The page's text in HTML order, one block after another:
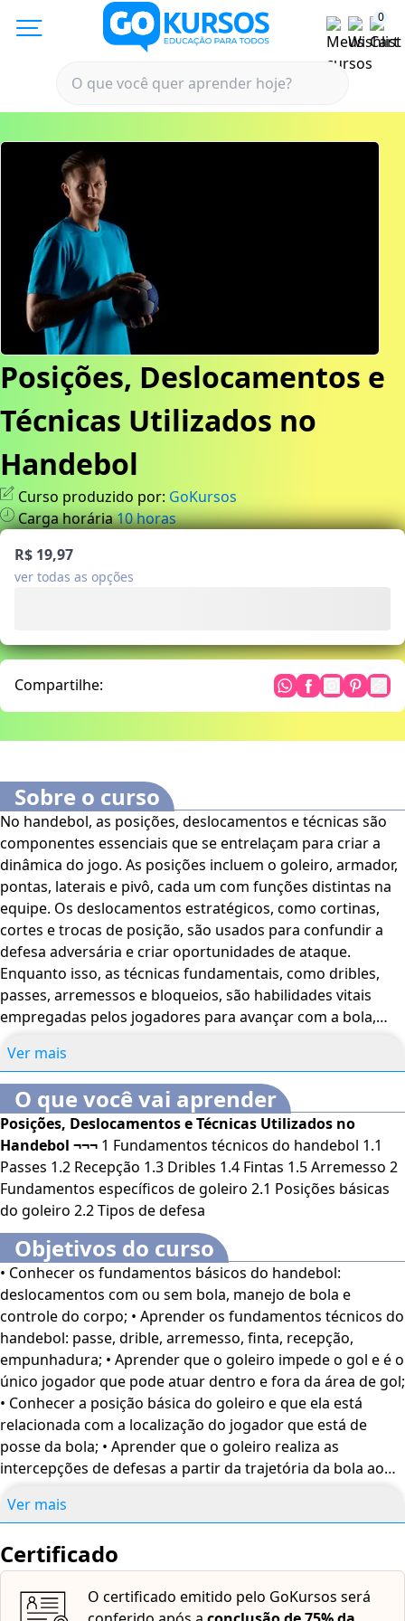
0
Posições, Deslocamentos e
Técnicas Utilizados no
Handebol
Curso produzido por: GoKursos
Carga horária10horas
R$ 19,97
ver todas as opções
Compartilhe:
Sobre o curso
No handebol, as posições, deslocamentos e técnicas são
componentes essenciais que se entrelaçam para criar a
dinâmica do jogo. As posições incluem o goleiro, armador,
pontas, laterais e pivô, cada um com funções distintas na
equipe. Os deslocamentos estratégicos, como cortinas,
cortes e trocas de posição, são usados para confundir a
defesa adversária e criar oportunidades de ataque.
Enquanto isso, as técnicas fundamentais, como dribles,
passes, arremessos e bloqueios, são habilidades vitais
empregadas pelos jogadores para avançar com a bola,
sucesso. Esses elementos formam uma interação
complexa que define o ritmo e o resultado do jogo,
destacando a importância da coordenação e execução
habilidosa por parte dos jogadores. No cursoPosições,
Deslocamentos e Técnicas Utilizados no Handebol
conheça os fundamentos do handebol, suas técnicas de
execução e precisão, para os jogadores de linha. Conheça
também os fundamentos técnicos do goleiro de handebol,
com características marcantes para essa importante
posição. Bons estudos! O Curso Online
Deslocamentos e Técnicas Utilizados no Handebol
voltado para profissionais e estudantes da área de
Educação Física além de interessados no assunto.O
conteúdo do curso ficará disponível por até 120 dias após
a compra.
Ver mais
O que você vai aprender
Posições, Deslocamentos e Técnicas Utilizados no
Handebol ¬¬¬
Passes 1.2 Recepção 1.3 Dribles 1.4 Fintas 1.5 Arremesso 2
Fundamentos específicos de goleiro 2.1 Posições básicas
do goleiro 2.2 Tipos de defesa
Objetivos do curso
• Conhecer os fundamentos básicos do handebol:
deslocamentos com ou sem bola, manejo de bola e
controle do corpo; • Aprender os fundamentos técnicos do
handebol: passe, drible, arremesso, finta, recepção,
empunhadura; • Aprender que o goleiro impede o gol e é o
único jogador que pode atuar dentro e fora da área de gol;
• Conhecer a posição básica do goleiro e que ela está
relacionada com a localização do jogador que está de
posse da bola; • Aprender que o goleiro realiza as
intercepções de defesas a partir da trajetória da bola ao
Ver mais
Certificado
O certificado emitido pelo GoKursos será